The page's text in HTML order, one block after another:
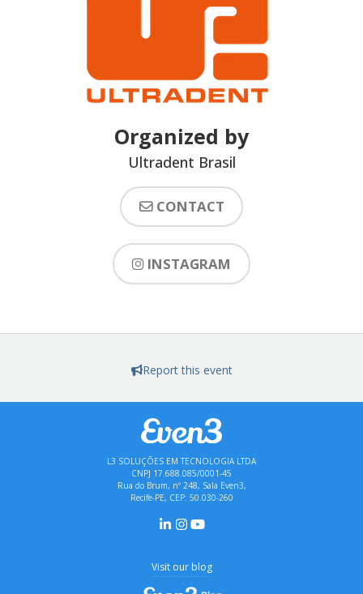
Organized by
Ultradent Brasil
CONTACT
INSTAGRAM
Report this event
L3 SOLUÇÕES EM TECNOLOGIA LTDA
CNPJ 17.688.085/0001-45
Rua do Brum, nº 248, Sala Even3,
Recife-PE, CEP: 50.030-260
Visit our blog